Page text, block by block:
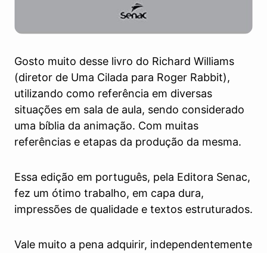
Gosto muito desse livro do Richard Williams
(diretor de Uma Cilada para Roger Rabbit),
utilizando como referência em diversas
situações em sala de aula, sendo considerado
uma bíblia da animação. Com muitas
referências e etapas da produção da mesma.
Essa edição em português, pela Editora Senac,
fez um ótimo trabalho, em capa dura,
impressões de qualidade e textos estruturados.
Vale muito a pena adquirir, independentemente